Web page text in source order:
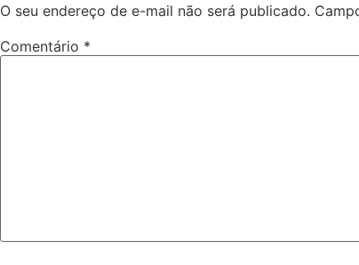
O seu endereço de e-mail não será publicado.
Comentário *